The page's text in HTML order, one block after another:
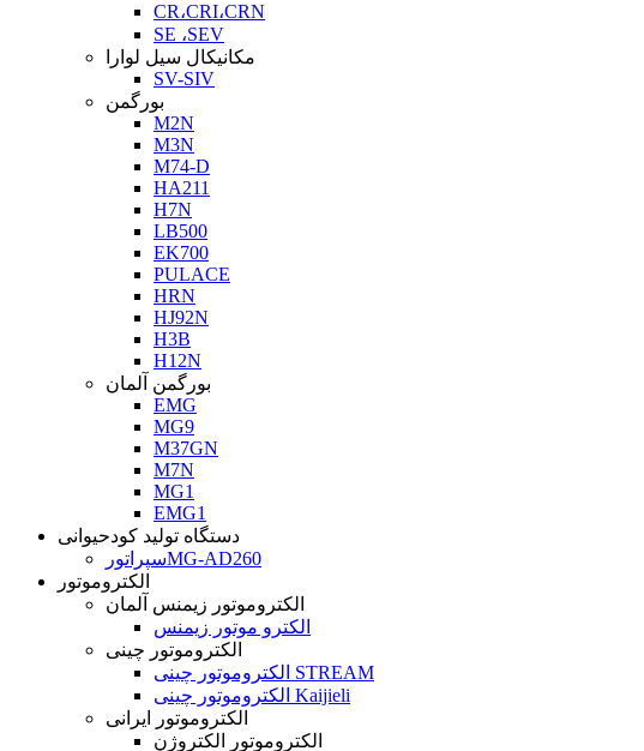
CR،CRI،CRN
SE ،SEV
مکانیکال سیل لوارا
SV-SIV
بورگمن
M2N
M3N
M74-D
HA211
H7N
LB500
EK700
PULACE
HRN
HJ92N
H3B
H12N
بورگمن آلمان
EMG
MG9
M37GN
M7N
MG1
EMG1
دستگاه تولید کودحیوانی
سپراتورMG-AD260
الکتروموتور
الکتروموتور زیمنس آلمان
الکترو موتور زیمنس
الکتروموتور چینی
الکتروموتور چینی STREAM
الکتروموتور چینی Kaijieli
الکتروموتور ایرانی
الکتروموتور الکتروژن